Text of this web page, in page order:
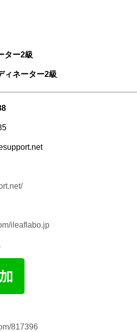
ター2級
ィネーター2級
ileaflabo.jp
817396